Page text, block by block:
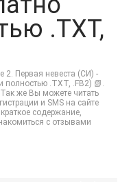
.TXT,
2. Первая невеста (СИ) -
полностью .TXT, .FB2) 📗.
же Вы можете читать
и SMS на сайте
содержание,
с отзывами